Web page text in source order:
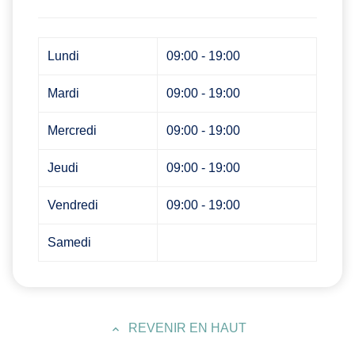
Lundi 09:00 - 19:00
Mardi 09:00 - 19:00
Mercredi 09:00 - 19:00
Jeudi 09:00 - 19:00
Vendredi 09:00 - 19:00
Samedi
REVENIR EN HAUT